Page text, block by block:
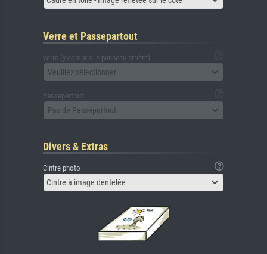
Verre et Passepartout
verre (y compris le panneau arrière)
Veuillez sélectionner
Passepartout
Pas de Passepartout
Divers & Extras
Cintre photo
Cintre à image dentelée